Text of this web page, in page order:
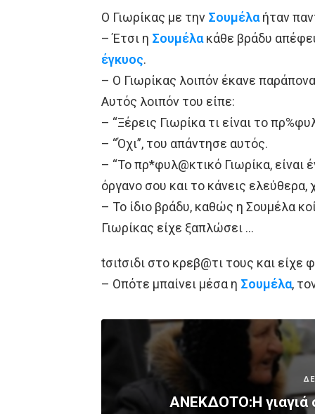
Ο Γιωρίκας με την Σουμέλαήταν
– Έτσι η Σουμέλακάθε βράδυ
έγκυος.
– Ο Γιωρίκας λοιπόν έκανε
Αυτός λοιπόν του είπε:
– “Ξέρεις Γιωρίκα τι είναι το
– “Όχι”, του απάντησε αυτός.
– “Το πρ*φυλ@κτικό Γιωρίκα,
όργανο σου και το κάνεις ελεύθερα,
– Το ίδιο βράδυ, καθώς η Σoυμέλα
Γιωρίκας είχε ξαπλώσει …
tσιtσιδι στο κρεβ@τι τους και
– Οπότε μπαίνει μέσα η Σουμέλα,
ΑΝΕΚΔΟΤΟ:Η γιαγιά